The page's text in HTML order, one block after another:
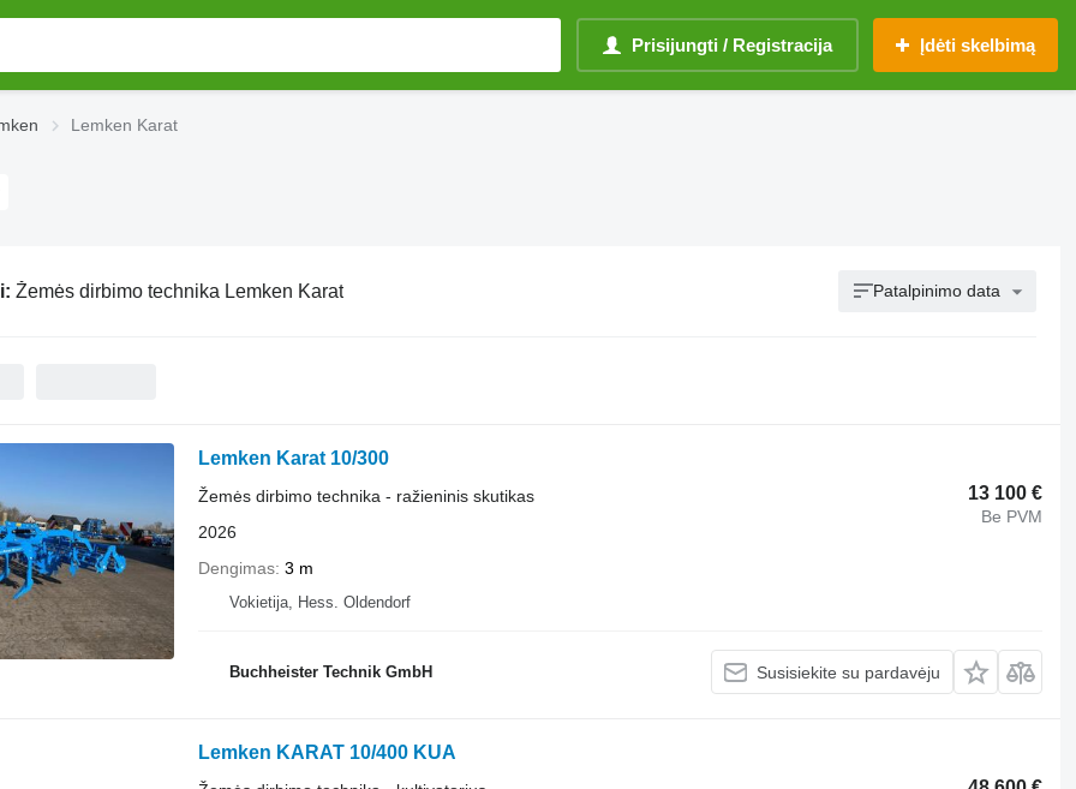
Prisijungti / Registracija Įdėti skelbimą
Lemken Karat
Žemės dirbimo technika Lemken Karat Patalpinimo data
Lemken Karat 10/300
13 100 €
Be PVM
Žemės dirbimo technika - ražieninis skutikas
2026
Dengimas 3 m
Vokietija, Hess. Oldendorf
Buchheister Technik GmbH Susisiekite su pardavėju
Lemken KARAT 10/400 KUA